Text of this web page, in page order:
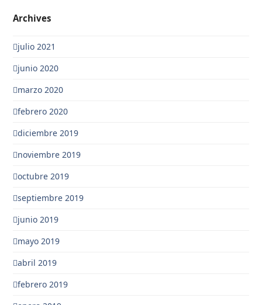
Archives
julio 2021
junio 2020
marzo 2020
febrero 2020
diciembre 2019
noviembre 2019
octubre 2019
septiembre 2019
junio 2019
mayo 2019
abril 2019
febrero 2019